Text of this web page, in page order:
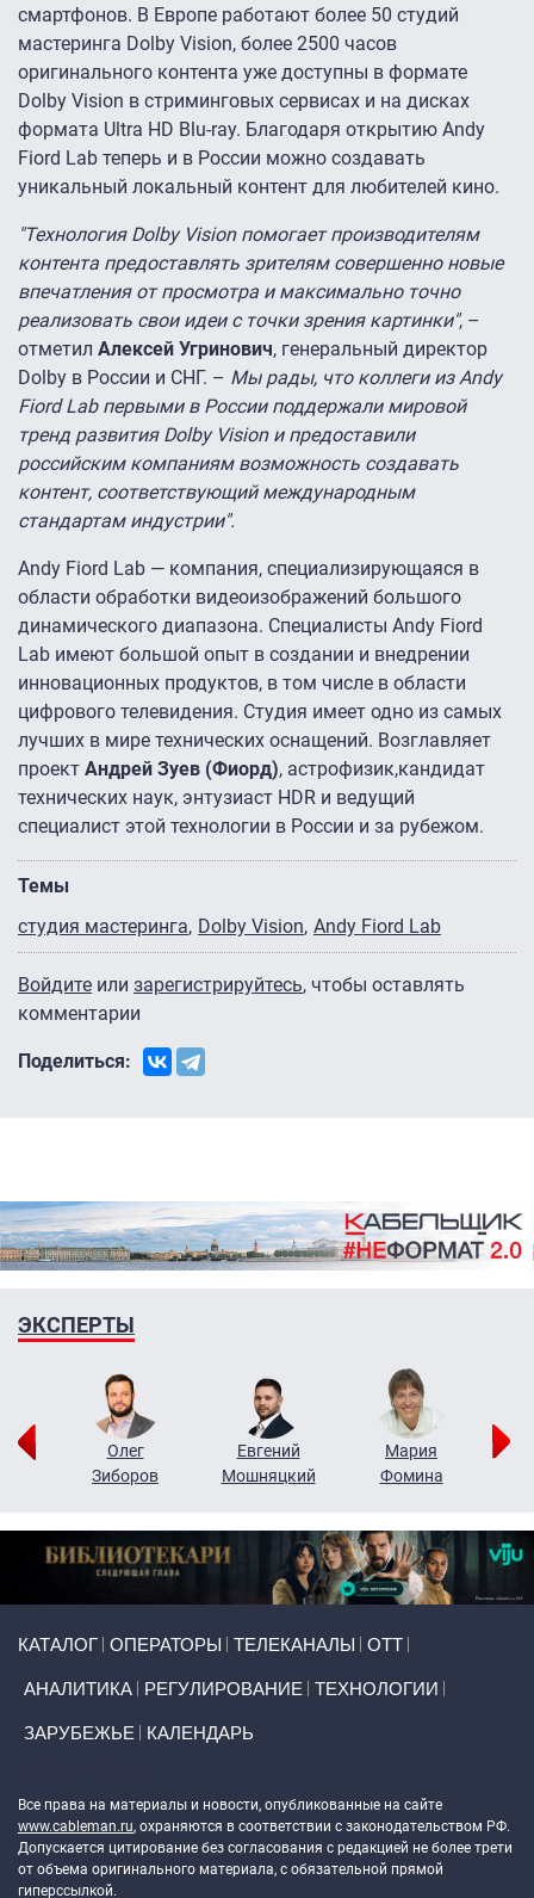
смартфонов. В Европе работают более 50 студий
мастеринга Dolby Vision, более 2500 часов
оригинального контента уже доступны в формате
Dolby Vision в стриминговых сервисах и на дисках
формата Ultra HD Blu-ray. Благодаря открытию Andy
Fiord Lab теперь и в России можно создавать
уникальный локальный контент для любителей кино.
"Технология Dolby Vision помогает производителям
контента предоставлять зрителям совершенно новые
впечатления от просмотра и максимально точно
реализовать свои идеи с точки зрения картинки", –
отметил Алексей Угринович, генеральный директор
Dolby в России и СНГ. – Мы рады, что коллеги из Andy
Fiord Lab первыми в России поддержали мировой
тренд развития Dolby Vision и предоставили
российским компаниям возможность создавать
контент, соответствующий международным
стандартам индустрии".
Andy Fiord Lab — компания, специализирующаяся в
области обработки видеоизображений большого
динамического диапазона. Специалисты Andy Fiord
Lab имеют большой опыт в создании и внедрении
инновационных продуктов, в том числе в области
цифрового телевидения. Студия имеет одно из самых
лучших в мире технических оснащений. Возглавляет
проект Андрей Зуев (Фиорд), астрофизик,кандидат
технических наук, энтузиаст HDR и ведущий
специалист этой технологии в России и за рубежом.
Темы
студия мастеринга Dolby Vision Andy Fiord Lab
Войдите или зарегистрируйтесь, чтобы оставлять
комментарии
Поделиться:
ЭКСПЕРТЫ
Олег
Зиборов
Евгений
Мошняцкий
Мария
Фомина
КАТАЛОГ ОПЕРАТОРЫ ТЕЛЕКАНАЛЫ ОТТ
АНАЛИТИКА РЕГУЛИРОВАНИЕ ТЕХНОЛОГИИ
ЗАРУБЕЖЬЕ КАЛЕНДАРЬ
Все права на материалы и новости, опубликованные на сайте
www.cableman.ru, охраняются в соответствии с законодательством РФ.
Допускается цитирование без согласования с редакцией не более трети
от объема оригинального материала, с обязательной прямой
гиперссылкой.